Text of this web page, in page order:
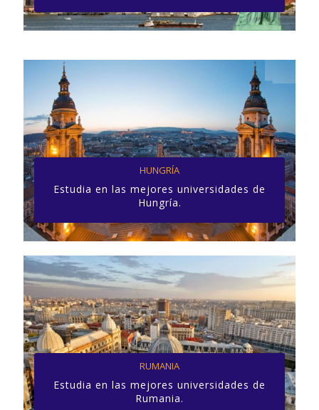
HUNGRÍA
Estudia en las mejores universidades de
Hungría.
RUMANIA
Estudia en las mejores universidades de
Rumania.